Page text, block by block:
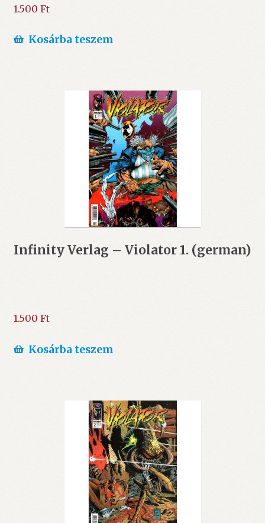
1.500 Ft
Kosárba teszem
Infinity Verlag – Violator 1. (german)
1.500 Ft
Kosárba teszem